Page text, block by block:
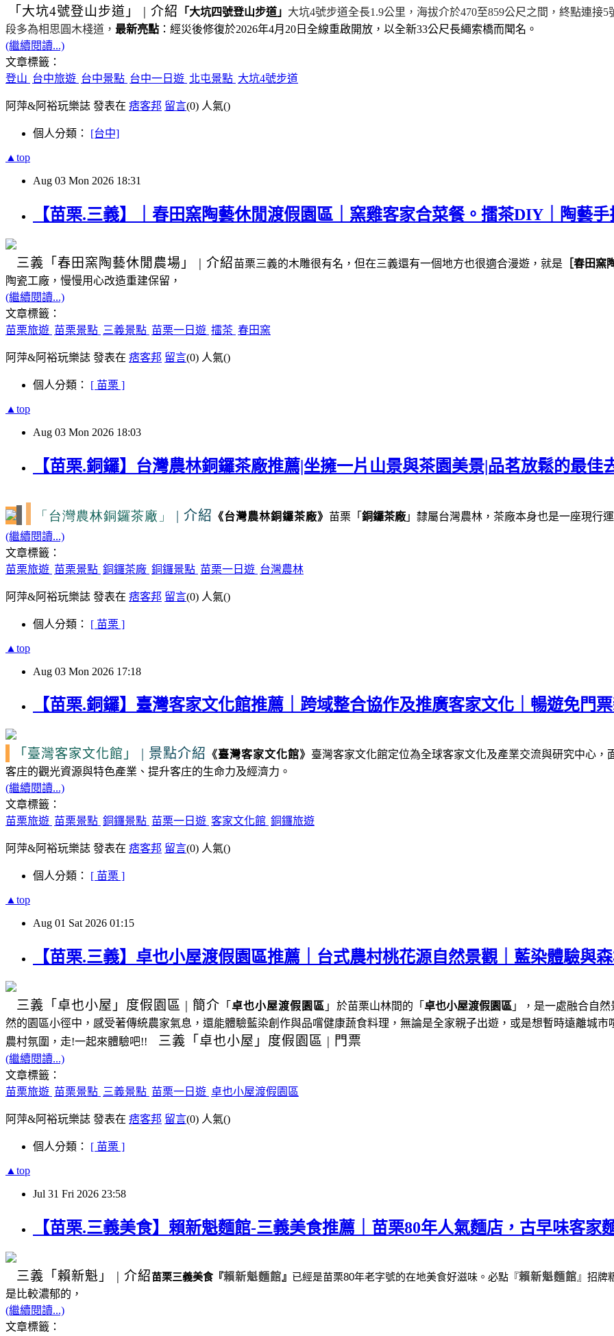
「大坑4號登山步道」 | 介紹 「大坑四號登山步道」 大坑4號步道全長1.9公里，海拔介於470至859公尺之間， 終點連接5
段多為相思圓木棧道， 最新亮點 ：經災後修復於2026年4月 20 日全線重啟開放， 以全新33公尺長繩索橋而聞名。
(繼續閱讀...)
文章標籤：
登山 台中旅遊 台中景點 台中一日遊 北屯景點 大坑4號步道
阿萍&阿裕玩樂誌 發表在 痞客邦 留言(0) 人氣()
個人分類： [台中]
▲top
Aug 03 Mon 2026 18:31
【苗栗.三義】｜春田窯陶藝休閒渡假園區｜窯雞客家合菜餐。擂茶DIY｜陶藝
三義 「春田窯陶藝休閒農場」 | 介紹苗栗三義的木雕很有名，但在三義還有一個地方也很適合漫遊，就是 ［春田窯
陶瓷工廠，慢慢用心改造重建保留，
(繼續閱讀...)
文章標籤：
苗栗旅遊 苗栗景點 三義景點 苗栗一日遊 擂茶 春田窯
阿萍&阿裕玩樂誌 發表在 痞客邦 留言(0) 人氣()
個人分類： [ 苗栗 ]
▲top
Aug 03 Mon 2026 18:03
【苗栗.銅鑼】台灣農林銅鑼茶廠推薦|坐擁一片山景與茶園美景|品茗放鬆的最佳
「台灣農林銅鑼茶廠」 | 介紹 《台灣農林銅鑼茶廠》 苗栗「 銅鑼茶廠 」隸屬台灣農林，茶廠本身也是一座現行
(繼續閱讀...)
文章標籤：
苗栗旅遊 苗栗景點 銅鑼茶廠 銅鑼景點 苗栗一日遊 台灣農林
阿萍&阿裕玩樂誌 發表在 痞客邦 留言(0) 人氣()
個人分類： [ 苗栗 ]
▲top
Aug 03 Mon 2026 17:18
【苗栗.銅鑼】臺灣客家文化館推薦｜跨域整合協作及推廣客家文化｜暢遊免門
「臺灣客家文化館」 | 景點介紹 《臺灣客家文化館》 臺灣客家文化館定位為全球客家文化及產業交流與研究中心，
客庄的觀光資源與特色產業、提升客庄的生命力及經濟力。
(繼續閱讀...)
文章標籤：
苗栗旅遊 苗栗景點 銅鑼景點 苗栗一日遊 客家文化館 銅鑼旅遊
阿萍&阿裕玩樂誌 發表在 痞客邦 留言(0) 人氣()
個人分類： [ 苗栗 ]
▲top
Aug 01 Sat 2026 01:15
【苗栗.三義】卓也小屋渡假園區推薦｜台式農村桃花源自然景觀｜藍染體驗與
三義 「卓也小屋」度假園區 | 簡介 「 卓也小屋渡假園區 」 於苗栗山林間的「 卓也小屋渡假園區 」，是一處融合自
然的園區小徑中，感受著傳統農家氣息，還能體驗藍染創作與品嚐健康蔬食料理， 無論是全家親子出遊，或是想暫時遠離城市
農村氛圍，走!一起來體驗吧!!
三義 「卓也小屋」度假園區 | 門票
(繼續閱讀...)
文章標籤：
苗栗旅遊 苗栗景點 三義景點 苗栗一日遊 卓也小屋渡假園區
阿萍&阿裕玩樂誌 發表在 痞客邦 留言(0) 人氣()
個人分類： [ 苗栗 ]
▲top
Jul 31 Fri 2026 23:58
【苗栗.三義美食】賴新魁麵館-三義美食推薦｜苗栗80年人氣麵店，古早味客家
三義 「賴新魁」 | 介紹苗栗三義美食 『賴新魁麵館』 已經是苗栗80年老字號的在地美食好滋味。 必點 『賴新魁麵館 』 招牌
是比較濃郁的，
(繼續閱讀...)
文章標籤：